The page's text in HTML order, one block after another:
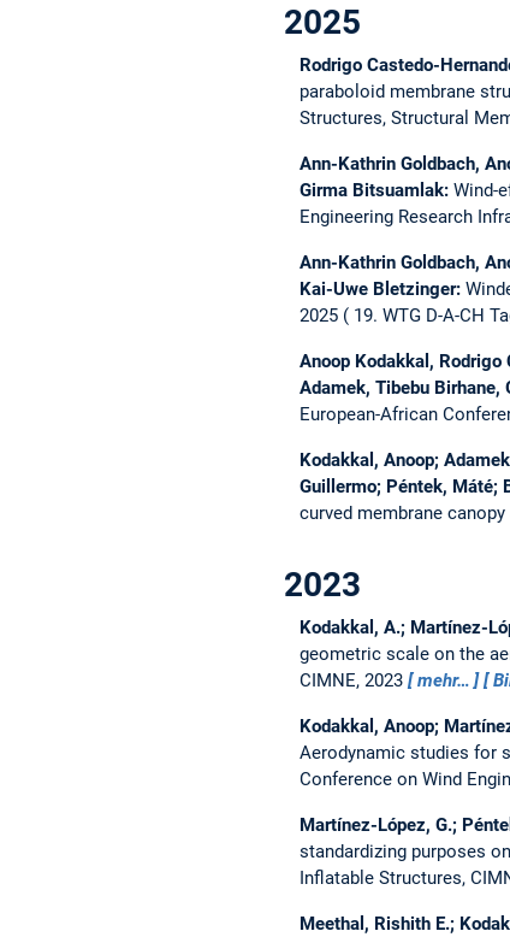
2025
Rodrigo Castedo-
paraboloid membrane
Structures, Structural
Ann-Kathrin Goldbach,
Girma Bitsuamlak: Wind-
Engineering Research
Ann-Kathrin Goldbach,
Kai-Uwe Bletzinger:
2025
19. WTG D-A-CH
Anoop Kodakkal,
Adamek, Tibebu Birhane,
European-African
Kodakkal, Anoop;
Guillermo; Péntek, Máté;
curved membrane
2023
Kodakkal, A.; Martínez-
geometric scale on the
CIMNE, 2023
mehr…
Kodakkal, Anoop;
Aerodynamic studies for
Conference on Wind
Martínez-López, G.;
standardizing purposes
Inflatable Structures,
Meethal, Rishith E.;